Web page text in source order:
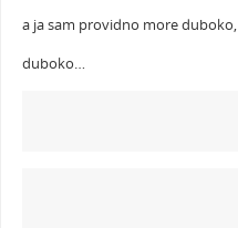
a ja sam providno more duboko,
duboko…